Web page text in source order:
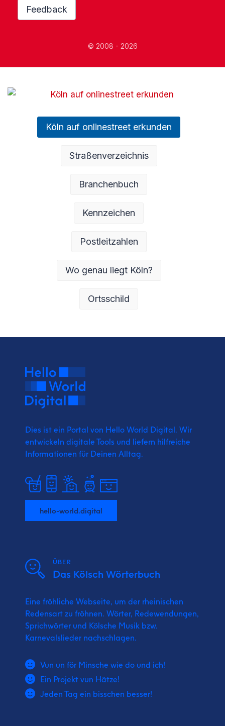
Feedback
© 2008 - 2026
Köln auf onlinestreet erkunden
Straßenverzeichnis
Branchenbuch
Kennzeichen
Postleitzahlen
Wo genau liegt Köln?
Ortsschild
Dies ist ein Portal von Hello World Digital. Wir
entwickeln digitale Tools und liefern hilfreiche
Informationen für Deinen Alltag.
hello-world.digital
ÜBER
Das Kölsch Wörterbuch
Eine fröhliche Webseite, um der rheinischen
Redensart zu fröhnen. Wörter, Redewendungen,
Sprichwörter und Kölsche Musik bzw.
Karnevalslieder nachschlagen.
Vun un för Minsche wie do und ich!
Ein Projekt vun Hätze!
Jeden Tag ein bisschen besser!